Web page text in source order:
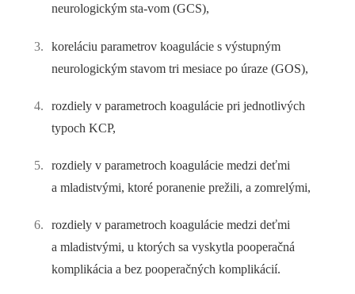
neurologickým sta­-vom (GCS),
koreláciu parametrov koagulácie s výstupným
neurologickým stavom tri mesiace po úraze (GOS),
rozdiely v parametroch koagulácie pri jednotlivých
typoch KCP,
rozdiely v parametroch koagulácie medzi deťmi
a mladistvými, ktoré poranenie prežili, a zomrelými,
rozdiely v parametroch koagulácie medzi deťmi
a mladistvými, u ktorých sa vyskytla pooperačná
komplikácia a bez pooperačných komplikácií.